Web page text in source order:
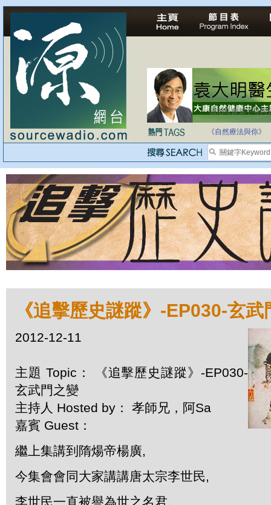
法治社會並不等同
《自然療法與你》
《追擊歷史謎蹤》-EP030-玄武
2012-12-11
主題 Topic： 《追擊歷史謎蹤》-EP030-
玄武門之變
主持人 Hosted by： 孝師兄，阿Sa
嘉賓 Guest：
繼上集講到隋煬帝楊廣,
今集會會同大家講講唐太宗李世民,
李世民一直被譽為世之名君.